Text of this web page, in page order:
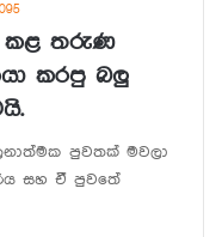
කළ තරුණ
කරපු බලු
පුවතක් මවලා
සහ ඒ පුවතේ